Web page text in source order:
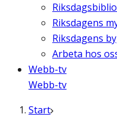
Riksdagens
Riksdagens
Arbeta hos
Webb-tv
Webb-tv
Start